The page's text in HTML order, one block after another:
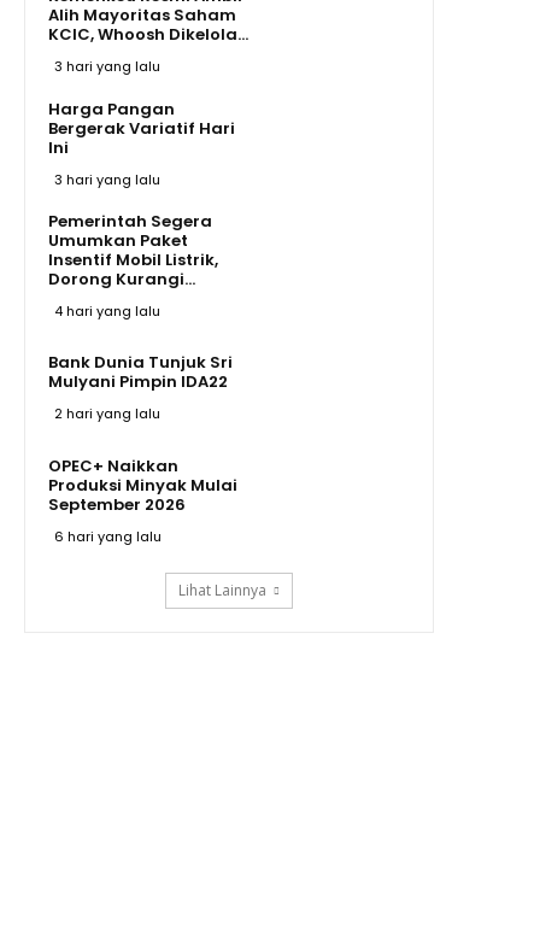
Alih Mayoritas Saham
KCIC, Whoosh Dikelola...
3 hari yang lalu
Harga Pangan
Bergerak Variatif Hari
Ini
3 hari yang lalu
Pemerintah Segera
Umumkan Paket
Insentif Mobil Listrik,
Dorong Kurangi...
4 hari yang lalu
Bank Dunia Tunjuk Sri
Mulyani Pimpin IDA22
2 hari yang lalu
OPEC+ Naikkan
Produksi Minyak Mulai
September 2026
6 hari yang lalu
Lihat Lainnya